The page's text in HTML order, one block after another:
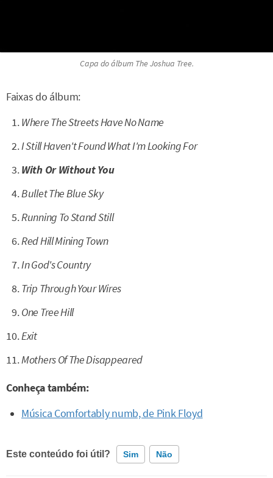
Capa do álbum The Joshua Tree.
Faixas do álbum:
Where The Streets Have No Name
I Still Haven't Found What I'm Looking For
With Or Without You
Bullet The Blue Sky
Running To Stand Still
Red Hill Mining Town
In God's Country
Trip Through Your Wires
One Tree Hill
Exit
Mothers Of The Disappeared
Conheça também:
Música Comfortably numb, de Pink Floyd
Este conteúdo foi útil? Sim Não